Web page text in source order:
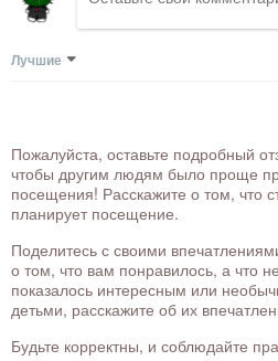
Лучшие
Пожалуйста, оставьте подробный
чтобы другим людям было проще
посещения! Расскажите о том, что
планирует посещение.
Поделитесь с своими
о том, что вам понравилось, а что
показалось интересным или
детьми, расскажите об их
Будьте корректны, и соблюдайте